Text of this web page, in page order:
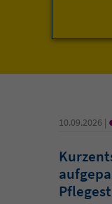
10.09.2026 |